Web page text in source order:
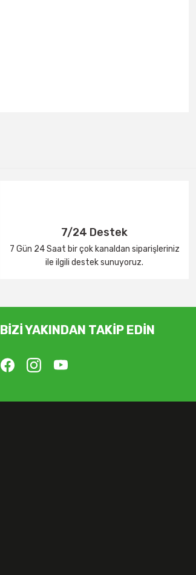
7/24 Destek
7 Gün 24 Saat bir çok kanaldan siparişleriniz
ile ilgili destek sunuyoruz.
BİZİ YAKINDAN TAKİP EDİN